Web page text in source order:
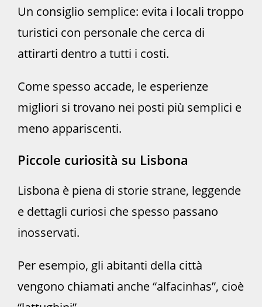
Un consiglio semplice: evita i locali troppo
turistici con personale che cerca di
attirarti dentro a tutti i costi.
Come spesso accade, le esperienze
migliori si trovano nei posti più semplici e
meno appariscenti.
Piccole curiosità su Lisbona
Lisbona è piena di storie strane, leggende
e dettagli curiosi che spesso passano
inosservati.
Per esempio, gli abitanti della città
vengono chiamati anche “alfacinhas”, cioè